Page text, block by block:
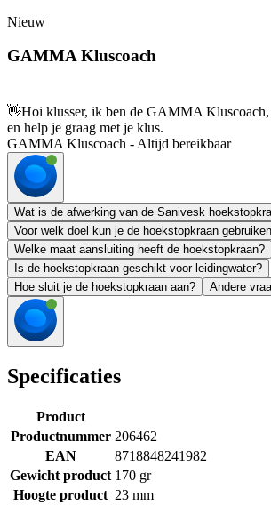
Nieuw
GAMMA Kluscoach
👋Hoi klusser, ik ben de GAMMA Kluscoach,
en help je graag met je klus.
GAMMA Kluscoach - Altijd bereikbaar
Wat is de afwerking van de Sanivesk
Voor welk doel kun je de hoekstopkraan
Welke maat aansluiting heeft de hoekstopkraan?
Is de hoekstopkraan geschikt voor leidingwater?
Hoe sluit je de hoekstopkraan aan?
Andere
Specificaties
Product
Productnummer 206462
EAN
8718848241982
Gewicht product 170 gr
Hoogte product 23 mm